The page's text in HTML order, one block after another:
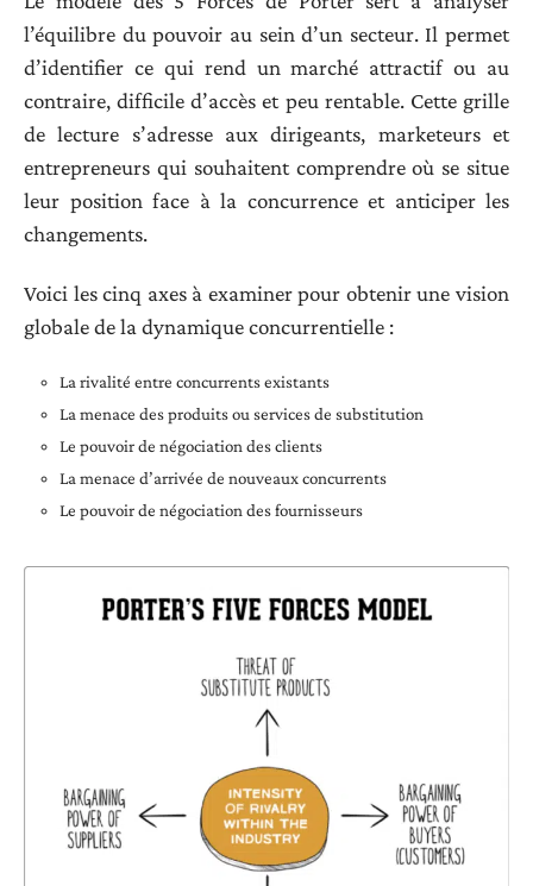
l’équilibre du pouvoir au sein d’un secteur. Il permet
d’identifier ce qui rend un marché attractif ou au
contraire, difficile d’accès et peu rentable. Cette grille
de lecture s’adresse aux dirigeants, marketeurs et
entrepreneurs qui souhaitent comprendre où se situe
leur position face à la concurrence et anticiper les
changements.
Voici les cinq axes à examiner pour obtenir une vision
globale de la dynamique concurrentielle :
La rivalité entre concurrents existants
La menace des produits ou services de substitution
Le pouvoir de négociation des clients
La menace d’arrivée de nouveaux concurrents
Le pouvoir de négociation des fournisseurs